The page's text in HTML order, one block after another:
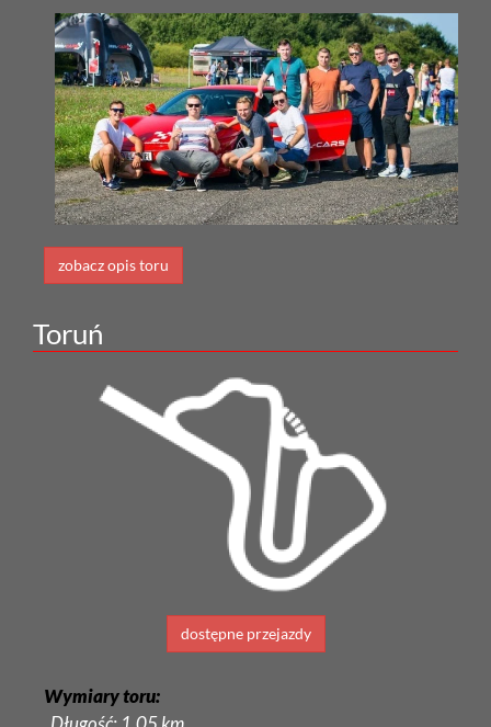
zobacz opis toru
Toruń
dostępne przejazdy
Wymiary toru: